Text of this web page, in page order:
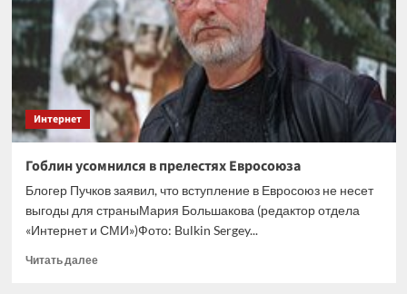
Интернет
Гоблин усомнился в прелестях Евросоюза
Блогер Пучков заявил, что вступление в Евросоюз не несет
выгоды для страныМария Большакова (редактор отдела
«Интернет и СМИ»)Фото: Bulkin Sergey...
Читать далееПрочитать